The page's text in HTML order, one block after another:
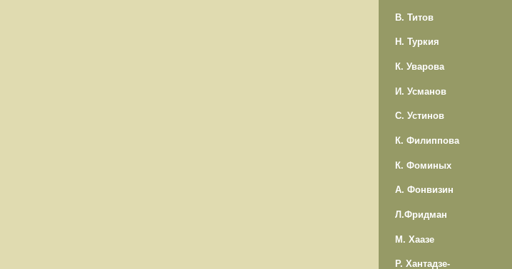
В. Титов
Н. Туркия
К. Уварова
И. Усманов
С. Устинов
К. Филиппова
К. Фоминых
А. Фонвизин
Л.Фридман
М. Хаазе
Р. Хантадзе-